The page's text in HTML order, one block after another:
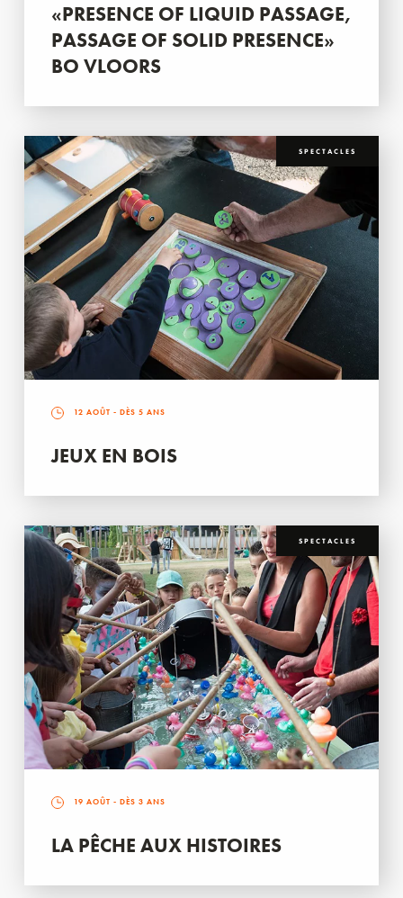
«PRESENCE OF LIQUID PASSAGE,
PASSAGE OF SOLID PRESENCE»
BO VLOORS
SPECTACLES
12 AOÛT - DÈS 5 ANS
JEUX EN BOIS
SPECTACLES
19 AOÛT - DÈS 3 ANS
LA PÊCHE AUX HISTOIRES